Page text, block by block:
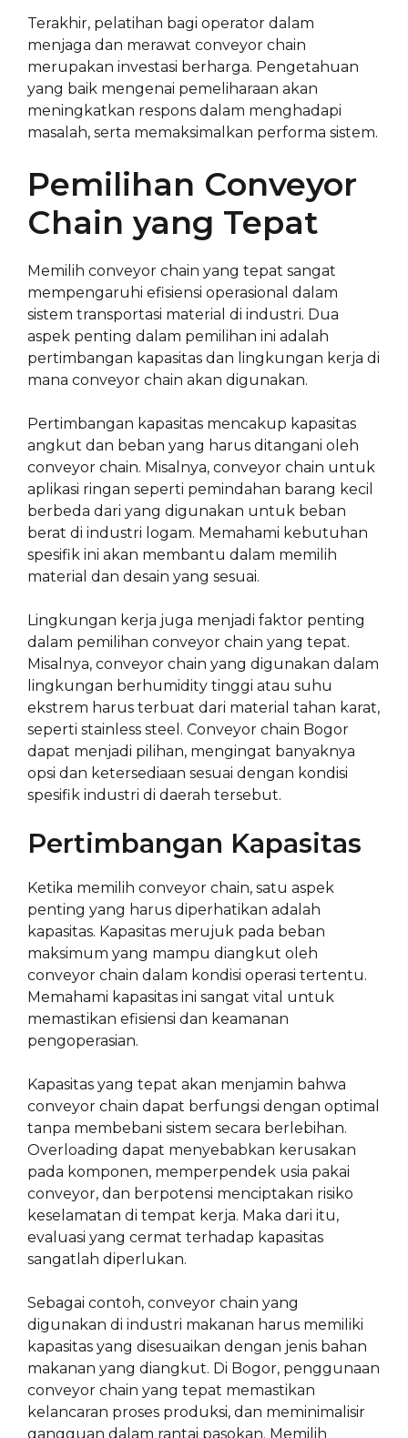
Terakhir, pelatihan bagi operator dalam
menjaga dan merawat conveyor chain
merupakan investasi berharga. Pengetahuan
yang baik mengenai pemeliharaan akan
meningkatkan respons dalam menghadapi
masalah, serta memaksimalkan performa sistem.
Pemilihan Conveyor
Chain yang Tepat
Memilih conveyor chain yang tepat sangat
mempengaruhi efisiensi operasional dalam
sistem transportasi material di industri. Dua
aspek penting dalam pemilihan ini adalah
pertimbangan kapasitas dan lingkungan kerja di
mana conveyor chain akan digunakan.
Pertimbangan kapasitas mencakup kapasitas
angkut dan beban yang harus ditangani oleh
conveyor chain. Misalnya, conveyor chain untuk
aplikasi ringan seperti pemindahan barang kecil
berbeda dari yang digunakan untuk beban
berat di industri logam. Memahami kebutuhan
spesifik ini akan membantu dalam memilih
material dan desain yang sesuai.
Lingkungan kerja juga menjadi faktor penting
dalam pemilihan conveyor chain yang tepat.
Misalnya, conveyor chain yang digunakan dalam
lingkungan berhumidity tinggi atau suhu
ekstrem harus terbuat dari material tahan karat,
seperti stainless steel. Conveyor chain Bogor
dapat menjadi pilihan, mengingat banyaknya
opsi dan ketersediaan sesuai dengan kondisi
spesifik industri di daerah tersebut.
Pertimbangan Kapasitas
Ketika memilih conveyor chain, satu aspek
penting yang harus diperhatikan adalah
kapasitas. Kapasitas merujuk pada beban
maksimum yang mampu diangkut oleh
conveyor chain dalam kondisi operasi tertentu.
Memahami kapasitas ini sangat vital untuk
memastikan efisiensi dan keamanan
pengoperasian.
Kapasitas yang tepat akan menjamin bahwa
conveyor chain dapat berfungsi dengan optimal
tanpa membebani sistem secara berlebihan.
Overloading dapat menyebabkan kerusakan
pada komponen, memperpendek usia pakai
conveyor, dan berpotensi menciptakan risiko
keselamatan di tempat kerja. Maka dari itu,
evaluasi yang cermat terhadap kapasitas
sangatlah diperlukan.
Sebagai contoh, conveyor chain yang
digunakan di industri makanan harus memiliki
kapasitas yang disesuaikan dengan jenis bahan
makanan yang diangkut. Di Bogor, penggunaan
conveyor chain yang tepat memastikan
kelancaran proses produksi, dan meminimalisir
gangguan dalam rantai pasokan. Memilih